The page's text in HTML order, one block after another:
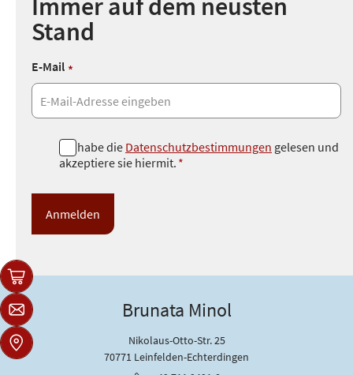
Immer auf dem neusten
Stand
E-Mail *
h
u
t
z
Ich habe die Datenschutzbestimmungen gelesen und
akzeptiere sie hiermit. *
Brunata Minol
Nikolaus-Otto-Str. 25
70771 Leinfelden-Echterdingen